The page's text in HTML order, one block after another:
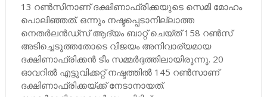
13 റണ്‍സിനാണ് ദക്ഷിണാഫ്രിക്കയുടെ സെമി മോഹം
പൊലിഞ്ഞത്. ഒന്നും നഷ്ടപ്പെടാനില്ലാത്ത
നെതര്‍ലന്‍ഡ്സ് ആദ്യം ബാറ്റ് ചെയ്ത് 158 റണ്‍സ്
അടിച്ചെടുത്തതോടെ വിജയം അനിവാര്യമായ
ദക്ഷിണാഫ്രിക്കന്‍ ടീം സമ്മര്‍ദ്ദത്തിലായിരുന്നു. 20
ഓവറില്‍ എട്ടുവിക്കറ്റ് നഷ്ടത്തില്‍ 145 റണ്‍സാണ്
ദക്ഷിണാഫ്രിക്കയ്ക്ക് നേടാനായത്.